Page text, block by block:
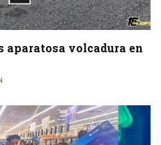
volcadura en